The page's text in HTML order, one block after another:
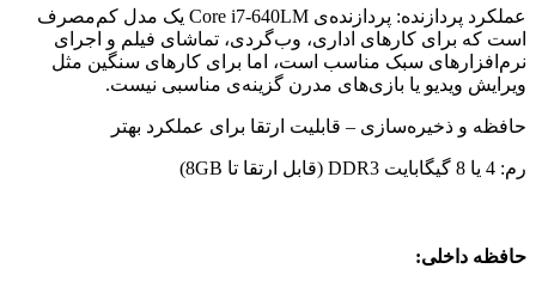
عملکرد پردازنده: پردازنده‌ی Core i7-640LM یک مدل کم‌مصرف
است که برای کارهای اداری، وب‌گردی، تماشای فیلم و اجرای
نرم‌افزارهای سبک مناسب است، اما برای کارهای سنگین مثل
ویرایش ویدیو یا بازی‌های مدرن گزینه‌ی مناسبی نیست.
حافظه و ذخیره‌سازی – قابلیت ارتقا برای عملکرد بهتر
رم: 4 یا 8 گیگابایت DDR3 (قابل ارتقا تا 8GB)
حافظه داخلی: